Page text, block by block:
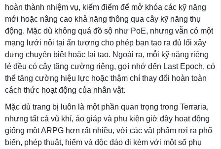
hoàn thành nhiệm vụ, kiếm điểm để mở khóa các kỹ năng
mới hoặc nâng cao khả năng thông qua cây kỹ năng thụ
động. Mặc dù không quá đồ sộ như PoE, nhưng vẫn có một
mạng lưới nội tại ấn tượng cho phép bạn tạo ra đủ lối xây
dựng chuyên biệt hoặc lai tạo. Ngoài ra, mỗi kỹ năng riêng
lẻ đều có cây tăng cường riêng, gợi nhớ đến Last Epoch, có
thể tăng cường hiệu lực hoặc thậm chí thay đổi hoàn toàn
cách thức hoạt động của nhân vật.
Mặc dù trang bị luôn là một phần quan trọng trong Terraria,
nhưng tất cả vũ khí, áo giáp và phụ kiện giờ đây hoạt động
giống một ARPG hơn rất nhiều, với các vật phẩm rơi ra phổ
biến, phép thuật, hiếm và độc đáo đi kèm với một số phụ